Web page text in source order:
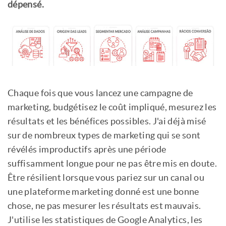
dépensé.
Chaque fois que vous lancez une campagne de
marketing, budgétisez le coût impliqué, mesurez les
résultats et les bénéfices possibles. J'ai déjà misé
sur de nombreux types de marketing qui se sont
révélés improductifs après une période
suffisamment longue pour ne pas être mis en doute.
Être résilient lorsque vous pariez sur un canal ou
une plateforme marketing donné est une bonne
chose, ne pas mesurer les résultats est mauvais.
J'utilise les statistiques de Google Analytics, les